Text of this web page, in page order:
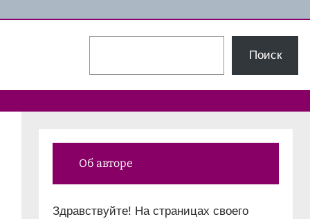
Поиск
Об авторе
Здравствуйте! На страницах своего